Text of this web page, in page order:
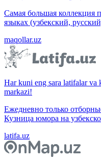
Самая большая коллекция
языках (узбекский,
maqollar.uz
Har kuni eng sara latifalar va
markazi!
Ежедневно только
Кузница юмора на
latifa.uz